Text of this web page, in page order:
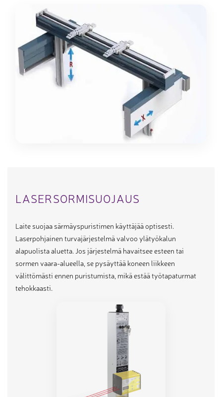
LASERSORMISUOJAUS
Laite suojaa särmäyspuristimen käyttäjää optisesti.
Laserpohjainen turvajärjestelmä valvoo ylätyökalun
alapuolista aluetta. Jos järjestelmä havaitsee esteen tai
sormen vaara-alueella, se pysäyttää koneen liikkeen
välittömästi ennen puristumista, mikä estää työtapaturmat
tehokkaasti.